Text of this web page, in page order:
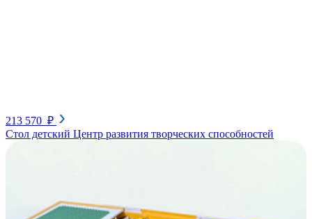
213 570 ₽
Стол детский Центр развития творческих способностей